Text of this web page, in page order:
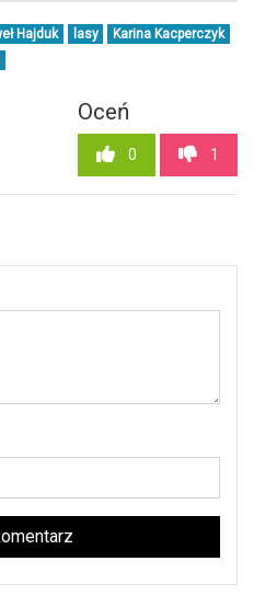
Hajduk lasy
Karina Kacperczyk
Oceń
0 1